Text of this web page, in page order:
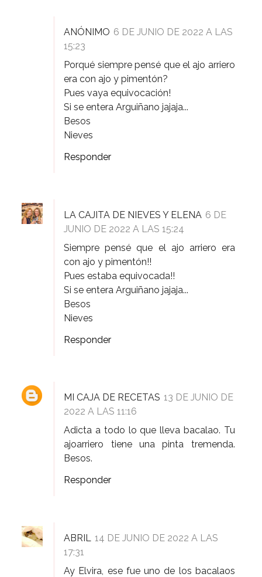
ANÓNIMO 6 DE JUNIO DE 2022 A LAS
15:23
Porqué siempre pensé que el ajo arriero
era con ajo y pimentón?
Pues vaya equivocación!
Si se entera Arguiñano jajaja...
Besos
Nieves
Responder
LA CAJITA DE NIEVES Y ELENA 6 DE
JUNIO DE 2022 A LAS 15:24
Siempre pensé que el ajo arriero era
con ajo y pimentón!!
Pues estaba equivocada!!
Si se entera Arguiñano jajaja...
Besos
Nieves
Responder
MI CAJA DE RECETAS 13 DE JUNIO DE
2022 A LAS 11:16
Adicta a todo lo que lleva bacalao. Tu
ajoarriero tiene una pinta tremenda.
Besos.
Responder
ABRIL 14 DE JUNIO DE 2022 A LAS
17:31
Ay Elvira, ese fue uno de los bacalaos